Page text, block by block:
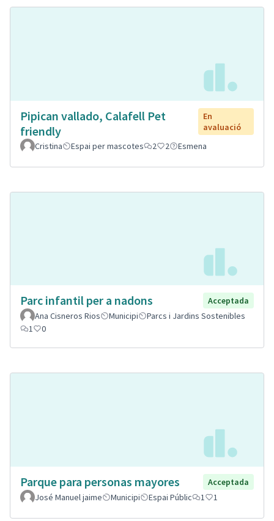
Pipican vallado, Calafell Pet
friendly
En
avaluació
Cristina
Espai per mascotes 2 2 Esmena
Parc infantil per a nadons
Acceptada
Ana Cisneros Rios
Municipi
Parcs i Jardins Sostenibles
1
0
Parque para personas mayores
Acceptada
José Manuel jaime
Municipi Espai Públic 1 1